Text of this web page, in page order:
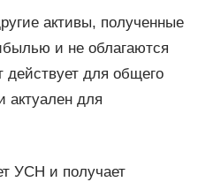
активы, полученные
и не облагаются
действует для общего
актуален для
УСН и получает